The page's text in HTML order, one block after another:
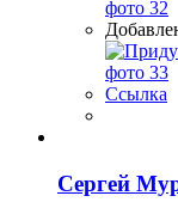
Ссылка
Сергей